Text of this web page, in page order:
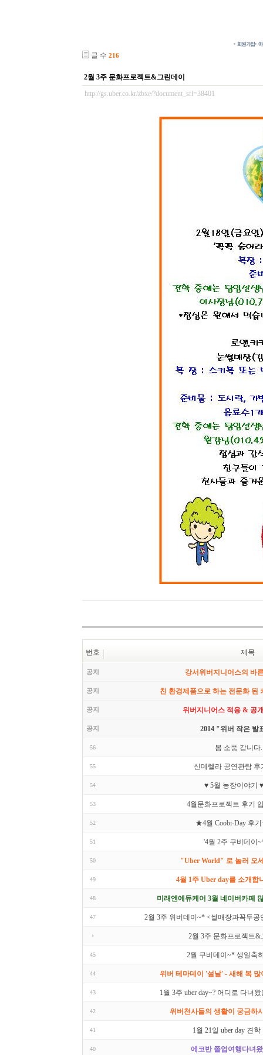
글 수 216
2월 3주 문화프로젝트&그린데이
http://gs.uber.co.kr/zbxe/?document_srl=38401
번호 제목
공지 강서위버지니어스의 바
공지 친 환경제품으로 하는 전문화 된
공지 위버지니어스 적응 & 공
공지 2014 "위버 작은 발
56 봄 소풍 갑니다.
55 신데렐라 공연관람 후
54 ♥ 5월 농장이야기 ♥
53 4월문화프로젝트 후기
52 ★4월 Coobi-Day 후
51 '4월 2주 쿠비데이
50 "Uber World" 로 놀러 오
49 4월 1주 Uber day를 소개합
48 미래엔에듀케어 3월 네이버카페
47 2월 3주 위버데이~* <썰매장과꼭두
2월 3주 문화프로젝트&
45 2월 쿠비데이~* 생일축
44 위버 테마데이 '설날' - 새해 복
43 1월 3주 uber day~? 어디로 다녀
42 위버천사들의 생활이 궁금하
41 1월 21일 uber day 견
40 에코반 졸업여행다녀